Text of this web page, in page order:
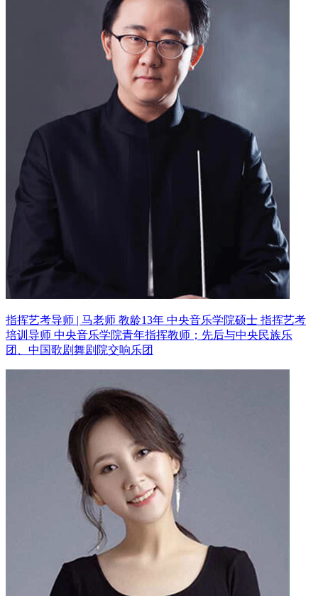
指挥艺考导师 | 马老师 教龄13年 中央音乐学院硕士 指挥艺考
培训导师 中央音乐学院青年指挥教师；先后与中央民族乐
团、中国歌剧舞剧院交响乐团